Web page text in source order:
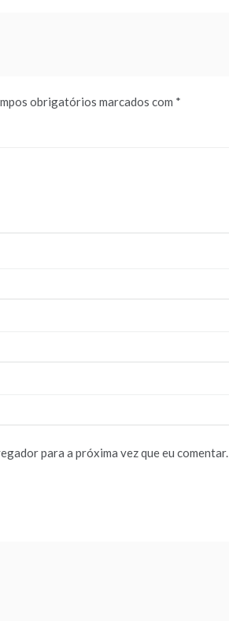
obrigatórios marcados com *
para a próxima vez que eu comentar.